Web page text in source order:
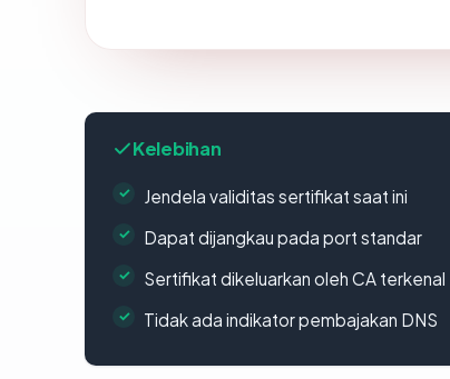
Kelebihan
Jendela validitas sertifikat saat ini
Dapat dijangkau pada port standar
Sertifikat dikeluarkan oleh CA terkenal
Tidak ada indikator pembajakan DNS